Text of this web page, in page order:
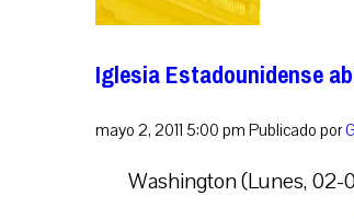
Iglesia Estadounidense
mayo 2, 2011 5:00 pm Publicado por
Washington (Lunes, 02-